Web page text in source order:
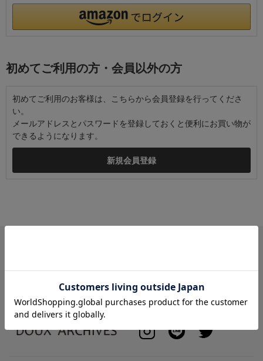
初めてご利用の方・会員以外の方
初めてご利用のお客様は、こちらから会員登録を行ってくださ
い。
メールアドレスとパスワードを登録しておくと便利にお買い物が
できるようになります。